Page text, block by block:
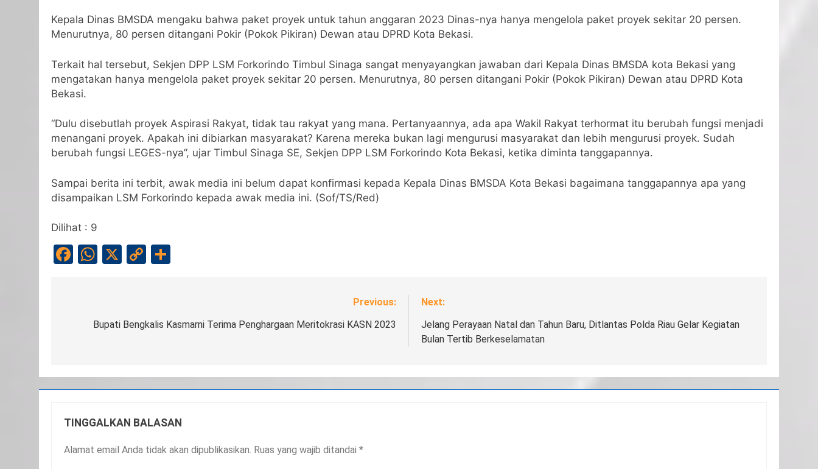
Kepala Dinas BMSDA mengaku bahwa paket proyek untuk tahun anggaran 2023 Dinas-nya hanya mengelola paket proyek sekitar 20 persen.
Menurutnya, 80 persen ditangani Pokir (Pokok Pikiran) Dewan atau DPRD Kota Bekasi.
Terkait hal tersebut, Sekjen DPP LSM Forkorindo Timbul Sinaga sangat menyayangkan jawaban dari Kepala Dinas BMSDA kota Bekasi yang
mengatakan hanya mengelola paket proyek sekitar 20 persen. Menurutnya, 80 persen ditangani Pokir (Pokok Pikiran) Dewan atau DPRD Kota
Bekasi.
“Dulu disebutlah proyek Aspirasi Rakyat, tidak tau rakyat yang mana. Pertanyaannya, ada apa Wakil Rakyat terhormat itu berubah fungsi menjadi
menangani proyek. Apakah ini dibiarkan masyarakat? Karena mereka bukan lagi mengurusi masyarakat dan lebih mengurusi proyek. Sudah
berubah fungsi LEGES-nya”, ujar Timbul Sinaga SE, Sekjen DPP LSM Forkorindo Kota Bekasi, ketika diminta tanggapannya.
Sampai berita ini terbit, awak media ini belum dapat konfirmasi kepada Kepala Dinas BMSDA Kota Bekasi bagaimana tanggapannya apa yang
disampaikan LSM Forkorindo kepada awak media ini. (Sof/TS/Red)
Dilihat : 9
Facebook
WhatsApp
X
Copy
Previous:
Bupati Bengkalis Kasmarni Terima Penghargaan Meritokrasi KASN 2023
Next:
Jelang Perayaan Natal dan Tahun Baru, Ditlantas Polda Riau Gelar Kegiatan
Bulan Tertib Berkeselamatan
TINGGALKAN BALASAN
Alamat email Anda tidak akan dipublikasikan. Ruas yang wajib ditandai *